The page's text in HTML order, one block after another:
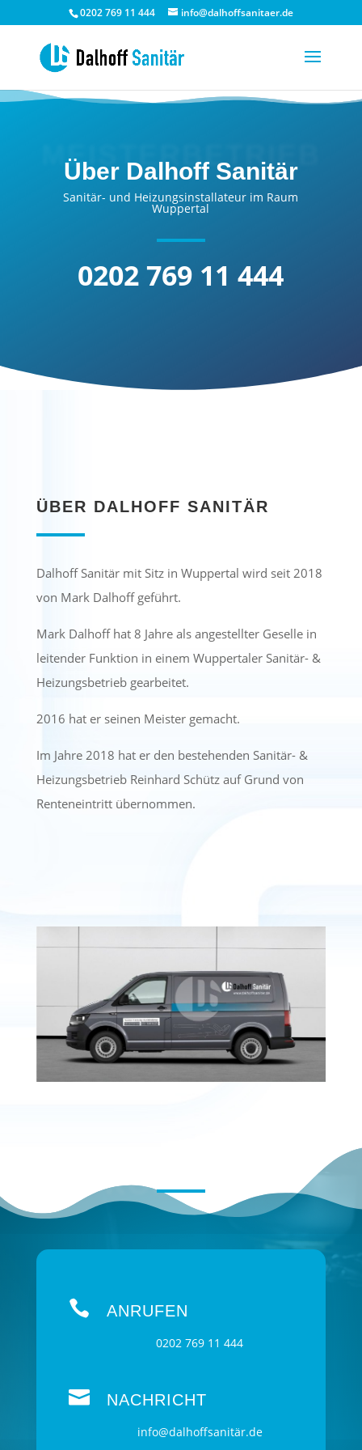
0202 769 11 444 info@dalhoffsanitaer.de
MEISTERBETRIEB
Über Dalhoff Sanitär
Sanitär- und Heizungsinstallateur im Raum
Wuppertal
0202 769 11 444
ÜBER DALHOFF SANITÄR
Dalhoff Sanitär mit Sitz in Wuppertal wird seit 2018
von Mark Dalhoff geführt.
Mark Dalhoff hat 8 Jahre als angestellter Geselle in
leitender Funktion in einem Wuppertaler Sanitär- &
Heizungsbetrieb gearbeitet.
2016 hat er seinen Meister gemacht.
Im Jahre 2018 hat er den bestehenden Sanitär- &
Heizungsbetrieb Reinhard Schütz auf Grund von
Renteneintritt übernommen.
KONTAKT
 ANRUFEN
0202 769 11 444
 NACHRICHT
info@dalhoffsanitär.de